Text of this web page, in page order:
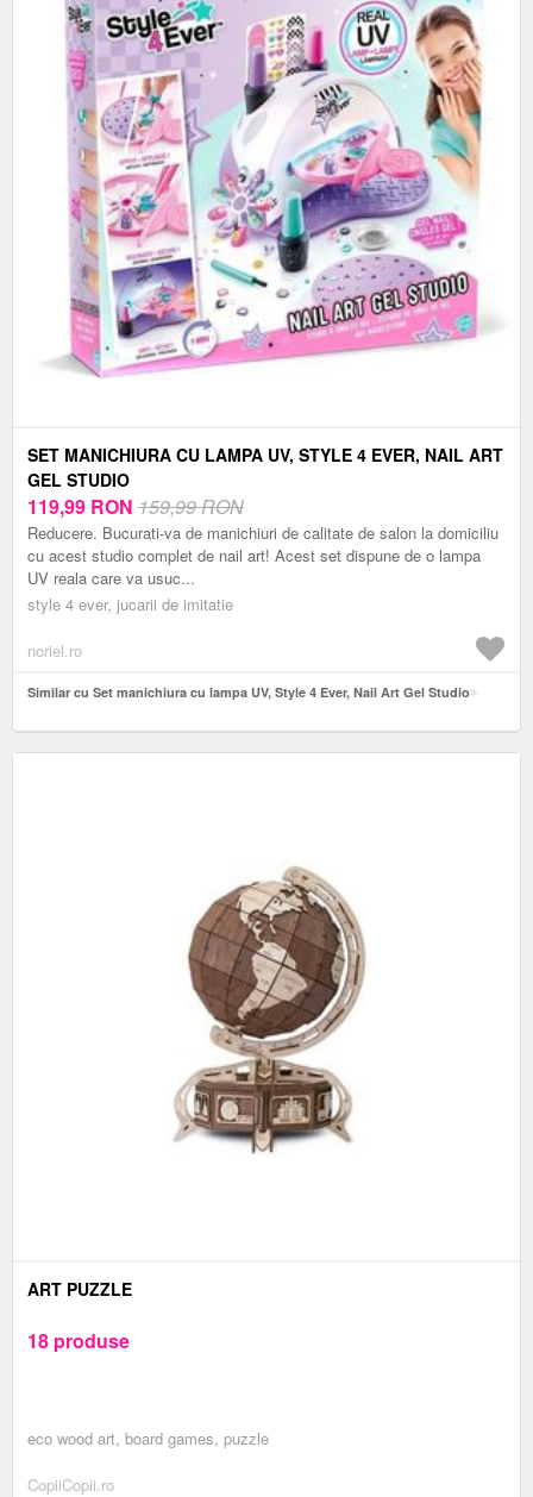
SET MANICHIURA CU LAMPA UV, STYLE 4 EVER, NAIL ART
GEL STUDIO
119,99 RON 159,99 RON
Reducere. Bucurati-va de manichiuri de calitate de salon la domiciliu
cu acest studio complet de nail art! Acest set dispune de o lampa
UV reala care va usuc...
style 4 ever, jucarii de imitatie
noriel.ro
Similar cu Set manichiura cu lampa UV, Style 4 Ever, Nail Art Gel Studio
ART PUZZLE
18 produse
eco wood art, board games, puzzle
CopiiCopii.ro